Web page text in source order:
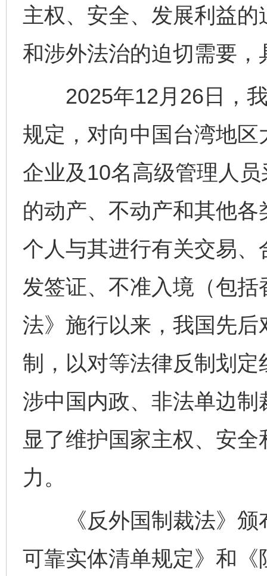
主权、安全、发展利益
和涉外法治的迫切需要
2025年12月26日，我
规定，对向中国台湾地
企业及10名高级管理人
的动产、不动产和其他
个人与其进行有关交易
发签证、不准入境（包
法》施行以来，我国先
制，以对等法律反制划
涉中国内政、非法单边
显了维护国家主权、安
力。
《反外国制裁法》颁
可靠实体清单规定》和